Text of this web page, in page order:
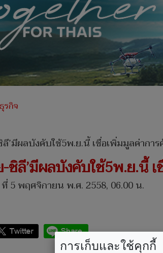
รกิจ
-ชิลี’มีผลบังคับใช้5พ.ย.นี้
5 พฤศจิกายน พ.ศ. 2558, 06.00 น.
การเก็บและใช้คุกกี้